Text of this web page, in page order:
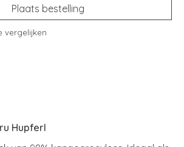
Plaats bestelling
vergelijken
Hupferl